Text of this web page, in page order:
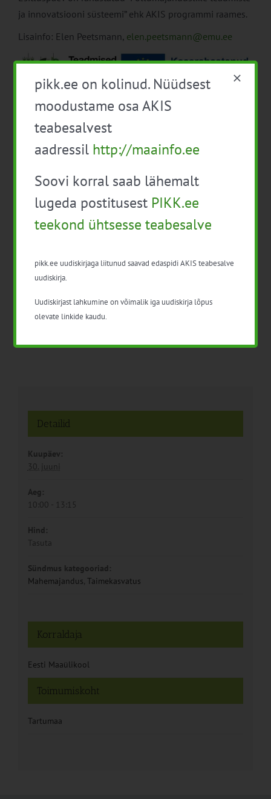
ja innovatsiooni süsteemi” ehk AKIS programmi raames.
Lisainfo: Elen Peetsmann, elen.peetsmann@emu.ee
Infopäev “Rohumaade
hindamise õppepäev
Detailid
Kuupäev:
30. juuni
Aeg:
10:00 - 13:15
Hind:
Tasuta
Sündmus kategooriad:
Mahemajandus, Taimekasvatus
Toimumiskoht
Tartumaa
Korraldaja
Eesti Maaülikool
pikk.ee on kolinud. Nüüdsest
moodustame osa AKIS
teabesalvest
aadressil http://maainfo.ee
Soovi korral saab lähemalt
lugeda postitusest PIKK.ee
teekond ühtsesse teabesalve
pikk.ee uudiskirjaga liitunud saavad edaspidi AKIS teabesalve
uudiskirja.
Uudiskirjast lahkumine on võimalik iga uudiskirja lõpus
olevate linkide kaudu.